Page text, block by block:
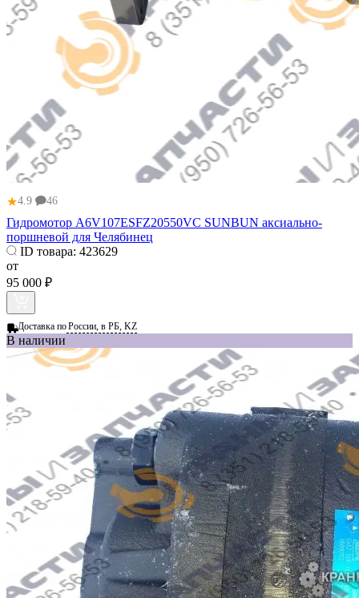
★4.9 46
Гидромотор A6V107ESFZ20550VC SUNBUN аксиально-
поршневой для Челябинец
ID товара: 423629
от
95 000 ₽
Доставка поРоссии, в РБ, KZ
В наличии